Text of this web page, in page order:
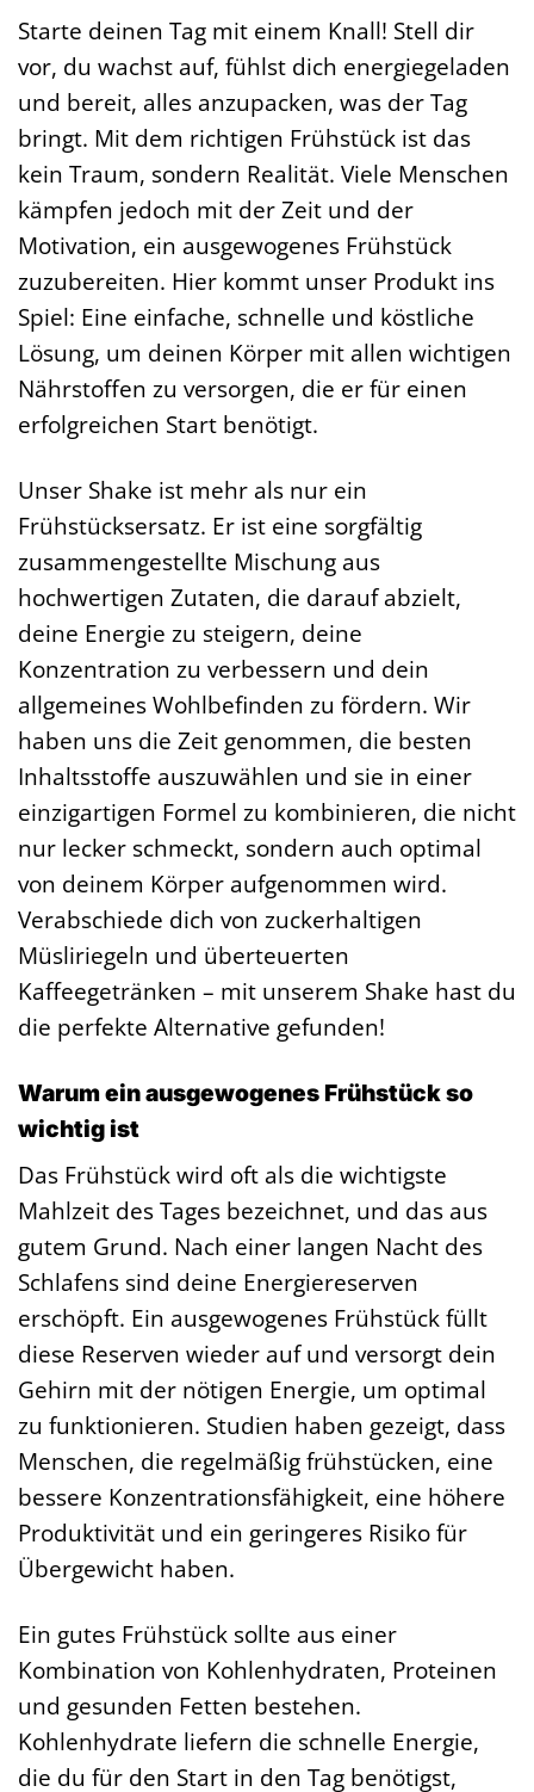
Starte deinen Tag mit einem Knall! Stell dir
vor, du wachst auf, fühlst dich energiegeladen
und bereit, alles anzupacken, was der Tag
bringt. Mit dem richtigen Frühstück ist das
kein Traum, sondern Realität. Viele Menschen
kämpfen jedoch mit der Zeit und der
Motivation, ein ausgewogenes Frühstück
zuzubereiten. Hier kommt unser Produkt ins
Spiel: Eine einfache, schnelle und köstliche
Lösung, um deinen Körper mit allen wichtigen
Nährstoffen zu versorgen, die er für einen
erfolgreichen Start benötigt.
Unser Shake ist mehr als nur ein
Frühstücksersatz. Er ist eine sorgfältig
zusammengestellte Mischung aus
hochwertigen Zutaten, die darauf abzielt,
deine Energie zu steigern, deine
Konzentration zu verbessern und dein
allgemeines Wohlbefinden zu fördern. Wir
haben uns die Zeit genommen, die besten
Inhaltsstoffe auszuwählen und sie in einer
einzigartigen Formel zu kombinieren, die nicht
nur lecker schmeckt, sondern auch optimal
von deinem Körper aufgenommen wird.
Verabschiede dich von zuckerhaltigen
Müsliriegeln und überteuerten
Kaffeegetränken – mit unserem Shake hast du
die perfekte Alternative gefunden!
Warum ein ausgewogenes Frühstück so
wichtig ist
Das Frühstück wird oft als die wichtigste
Mahlzeit des Tages bezeichnet, und das aus
gutem Grund. Nach einer langen Nacht des
Schlafens sind deine Energiereserven
erschöpft. Ein ausgewogenes Frühstück füllt
diese Reserven wieder auf und versorgt dein
Gehirn mit der nötigen Energie, um optimal
zu funktionieren. Studien haben gezeigt, dass
Menschen, die regelmäßig frühstücken, eine
bessere Konzentrationsfähigkeit, eine höhere
Produktivität und ein geringeres Risiko für
Übergewicht haben.
Ein gutes Frühstück sollte aus einer
Kombination von Kohlenhydraten, Proteinen
und gesunden Fetten bestehen.
Kohlenhydrate liefern die schnelle Energie,
die du für den Start in den Tag benötigst,